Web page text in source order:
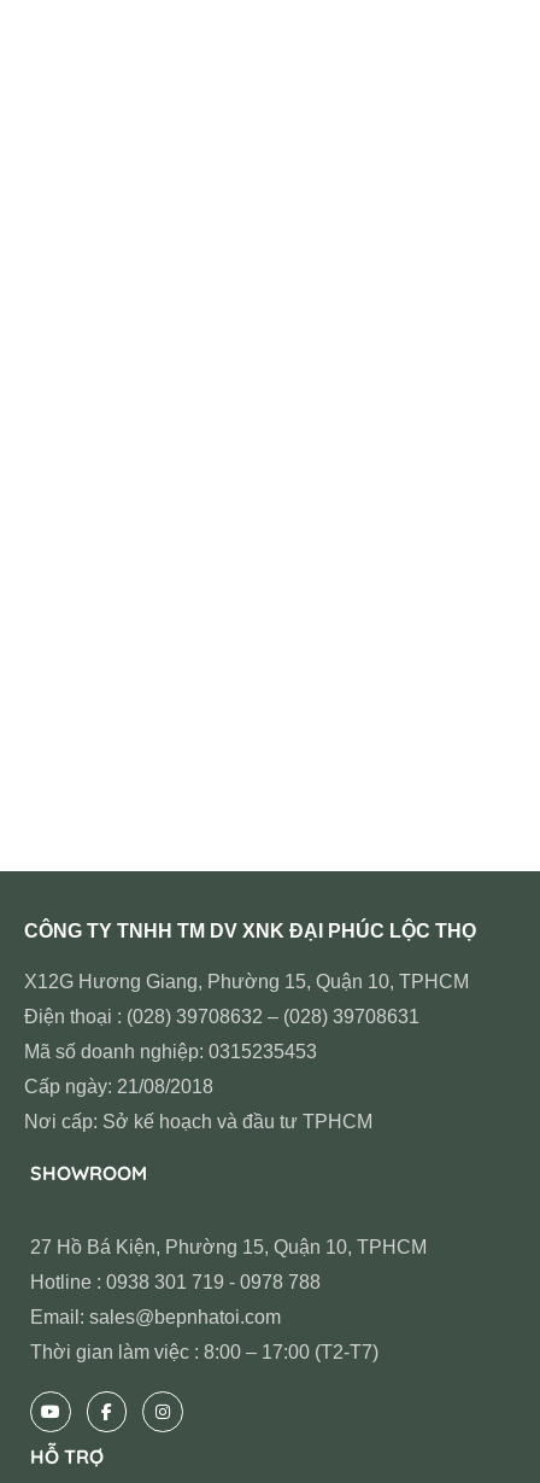
CÔNG TY TNHH TM DV XNK ĐẠI PHÚC LỘC THỌ
X12G Hương Giang, Phường 15, Quận 10, TPHCM
Điện thoại : (028) 39708632 – (028) 39708631
Mã số doanh nghiệp: 0315235453
Cấp ngày: 21/08/2018
Nơi cấp: Sở kế hoạch và đầu tư TPHCM
SHOWROOM
27 Hồ Bá Kiện, Phường 15, Quận 10, TPHCM
Hotline : 0938 301 719 - 0978 788
Email: sales@bepnhatoi.com
Thời gian làm việc : 8:00 – 17:00 (T2-T7)
HỖ TRỢ